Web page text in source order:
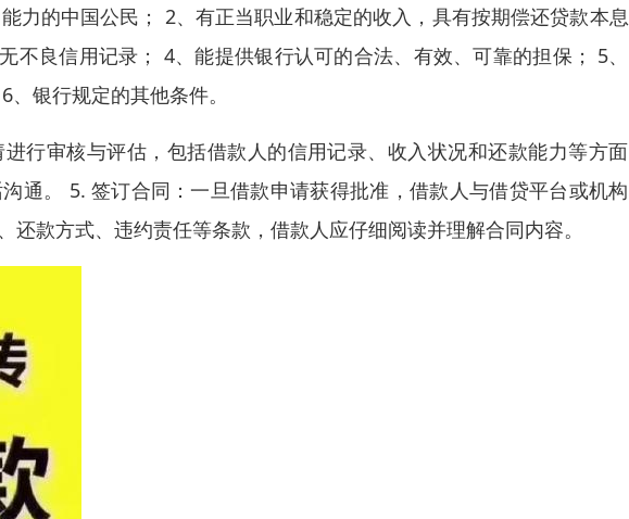
力的中国公民； 2、有正当职业和稳定的收入，具有按期偿还贷款本
不良信用记录； 4、能提供银行认可的合法、有效、可靠的担保； 5
银行规定的其他条件。
行审核与评估，包括借款人的信用记录、收入状况和还款能力等方
通。 5. 签订合同：一旦借款申请获得批准，借款人与借贷平台或机
款方式、违约责任等条款，借款人应仔细阅读并理解合同内容。